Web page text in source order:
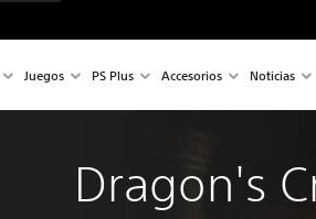
Juegos PS Plus Accesorios Noticias
Dragon's